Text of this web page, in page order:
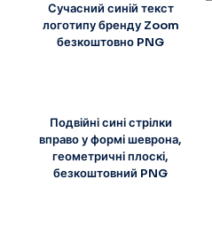
Сучасний синій текст
логотипу бренду Zoom
безкоштовно PNG
Подвійні сині стрілки
вправо у формі шеврона,
геометричні плоскі,
безкоштовний PNG